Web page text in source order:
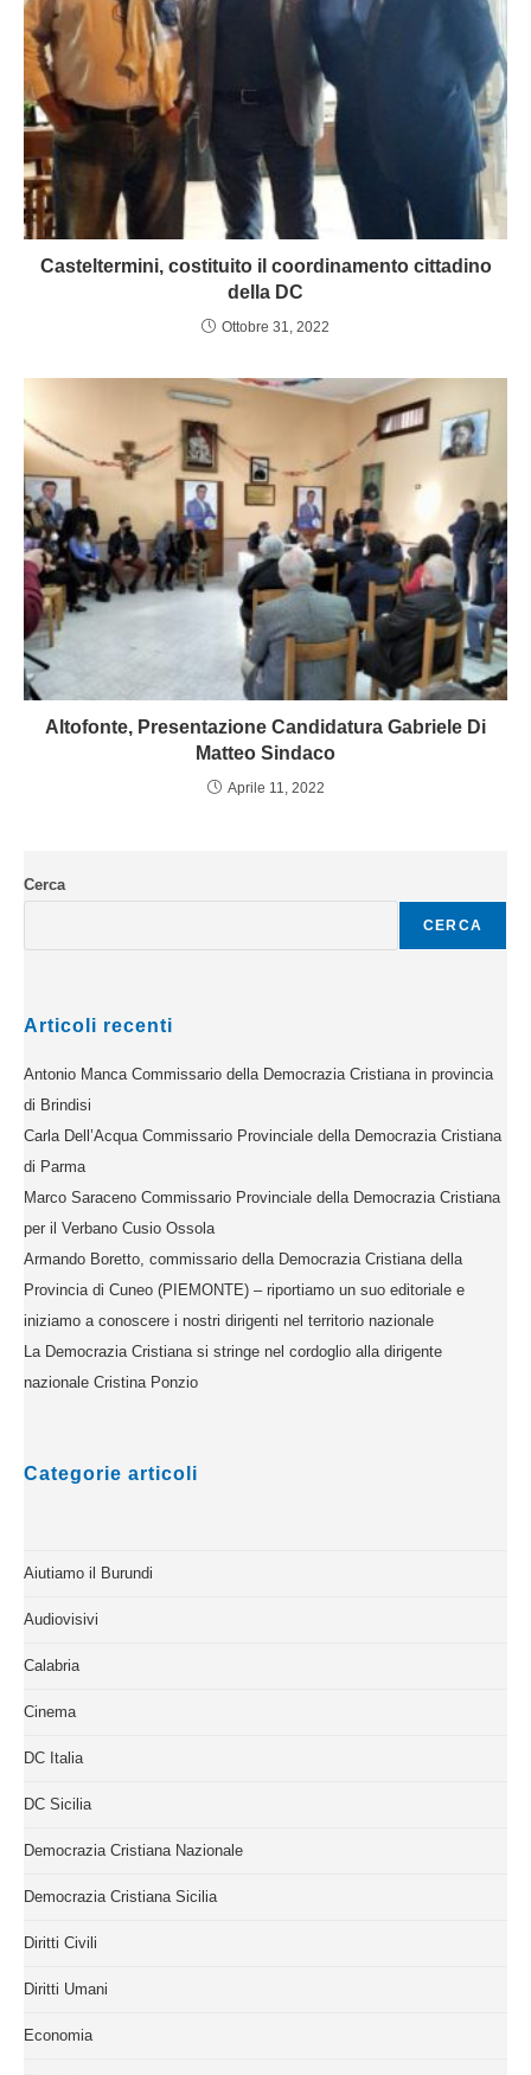
Casteltermini, costituito il coordinamento cittadino
della DC
Ottobre 31, 2022
Altofonte, Presentazione Candidatura Gabriele Di
Matteo Sindaco
Aprile 11, 2022
Cerca
CERCA
Articoli recenti
Antonio Manca Commissario della Democrazia Cristiana in provincia
di Brindisi
Carla Dell’Acqua Commissario Provinciale della Democrazia Cristiana
di Parma
Marco Saraceno Commissario Provinciale della Democrazia Cristiana
per il Verbano Cusio Ossola
Armando Boretto, commissario della Democrazia Cristiana della
Provincia di Cuneo (PIEMONTE) – riportiamo un suo editoriale e
iniziamo a conoscere i nostri dirigenti nel territorio nazionale
La Democrazia Cristiana si stringe nel cordoglio alla dirigente
nazionale Cristina Ponzio
Categorie articoli
Aiutiamo il Burundi
Audiovisivi
Calabria
Cinema
DC Italia
DC Sicilia
Democrazia Cristiana Nazionale
Democrazia Cristiana Sicilia
Diritti Civili
Diritti Umani
Economia